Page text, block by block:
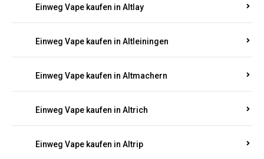
Einweg Vape kaufen in Altlay
Einweg Vape kaufen in Altleiningen
Einweg Vape kaufen in Altmachern
Einweg Vape kaufen in Altrich
Einweg Vape kaufen in Altrip